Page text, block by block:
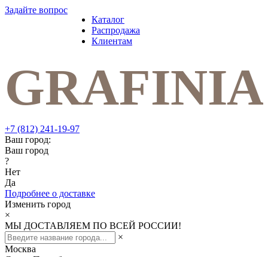
Задайте вопрос
Каталог
Распродажа
Клиентам
+7 (812) 241-19-97
Ваш город:
Ваш город
?
Нет
Да
Подробнее о доставке
Изменить город
×
МЫ ДОСТАВЛЯЕМ ПО ВСЕЙ РОССИИ!
×
Москва